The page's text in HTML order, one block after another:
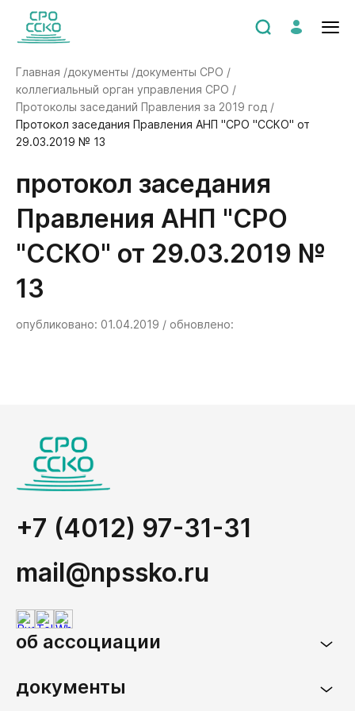
Главная /документы /документы СРО /
коллегиальный орган управления СРО /
Протоколы заседаний Правления за 2019 год /
Протокол заседания Правления АНП "СРО "ССКО" от
29.03.2019 № 13
Протокол заседания
Правления АНП "СРО
"ССКО" от 29.03.2019 №
13
опубликовано: 01.04.2019 / обновлено:
+7 (4012) 97-31-31
mail@npssko.ru
об ассоциации
документы